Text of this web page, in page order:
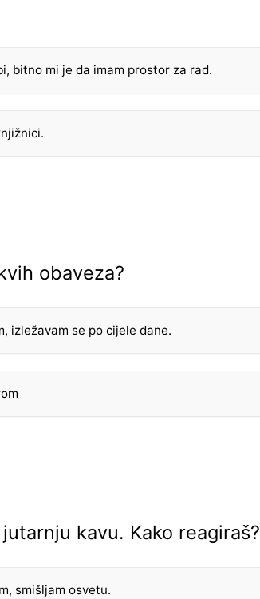
bitno mi je da imam prostor za rad.
obaveza?
izležavam se po cijele dane.
kavu. Kako reagiraš?
smišljam osvetu.